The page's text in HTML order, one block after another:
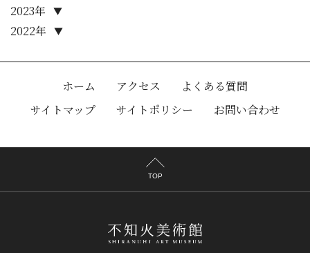
2022年 ▼
2023年 ▼
ホーム アクセス
よくある質問
サイトマップ
サイトポリシー お問い合わせ
TOP